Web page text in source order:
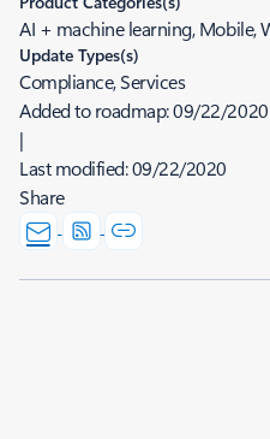
AI + machine learning, Mobile,
Update Types(s)
Compliance, Services
Added to roadmap:09/22/2020
|
Last modified:09/22/2020
Share